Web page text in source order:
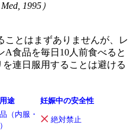
1995）
ことはまずありませんが、レ
食品を毎日10人前食べると
連日服用することは避ける
途
妊娠中の安全性
（内服・
絶対禁止